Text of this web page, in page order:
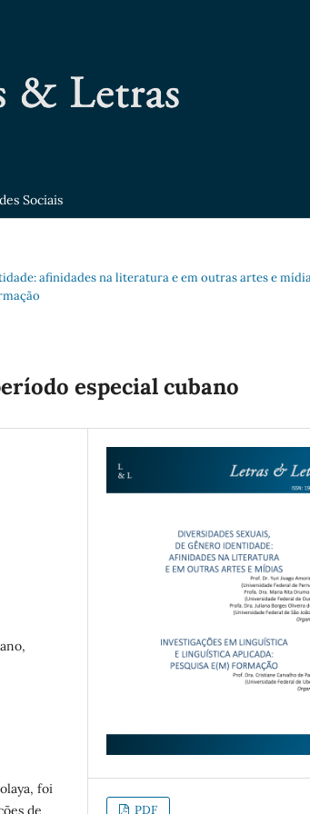
Sociais
afinidades na literatura e em outras artes e
especial cubano
foi
de
PDF